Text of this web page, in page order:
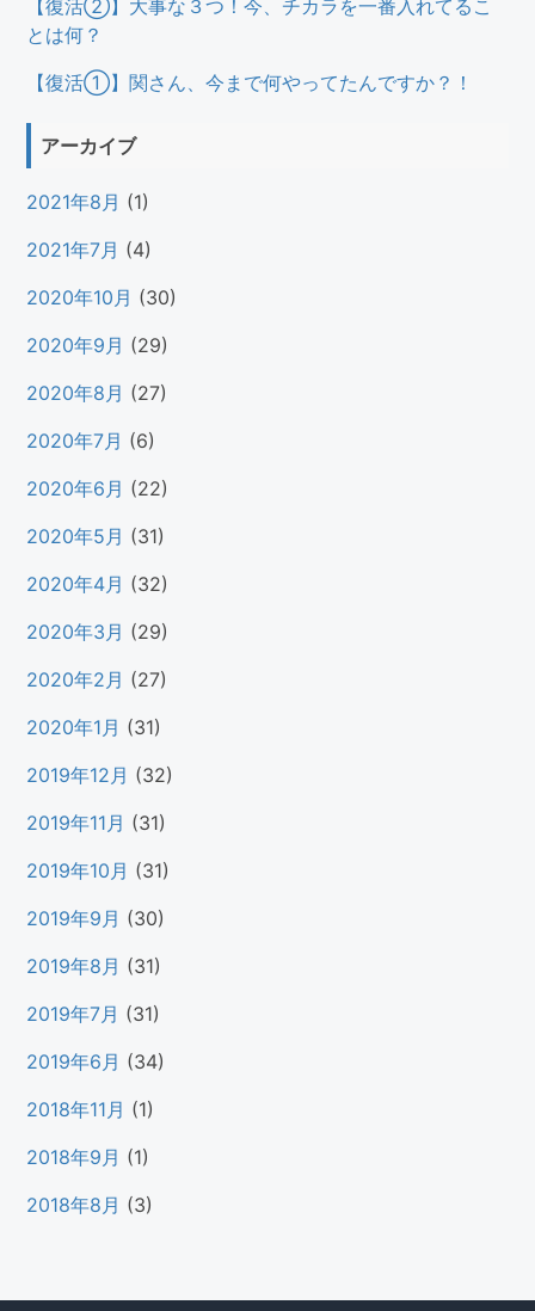
【復活②】大事な３つ！今、チカラを一番入れてるこ
とは何？
【復活①】関さん、今まで何やってたんですか？！
アーカイブ
2021年8月 (1)
2021年7月 (4)
2020年10月 (30)
2020年9月 (29)
2020年8月 (27)
2020年7月 (6)
2020年6月 (22)
2020年5月 (31)
2020年4月 (32)
2020年3月 (29)
2020年2月 (27)
2020年1月 (31)
2019年12月 (32)
2019年11月 (31)
2019年10月 (31)
2019年9月 (30)
2019年8月 (31)
2019年7月 (31)
2019年6月 (34)
2018年11月 (1)
2018年9月 (1)
2018年8月 (3)